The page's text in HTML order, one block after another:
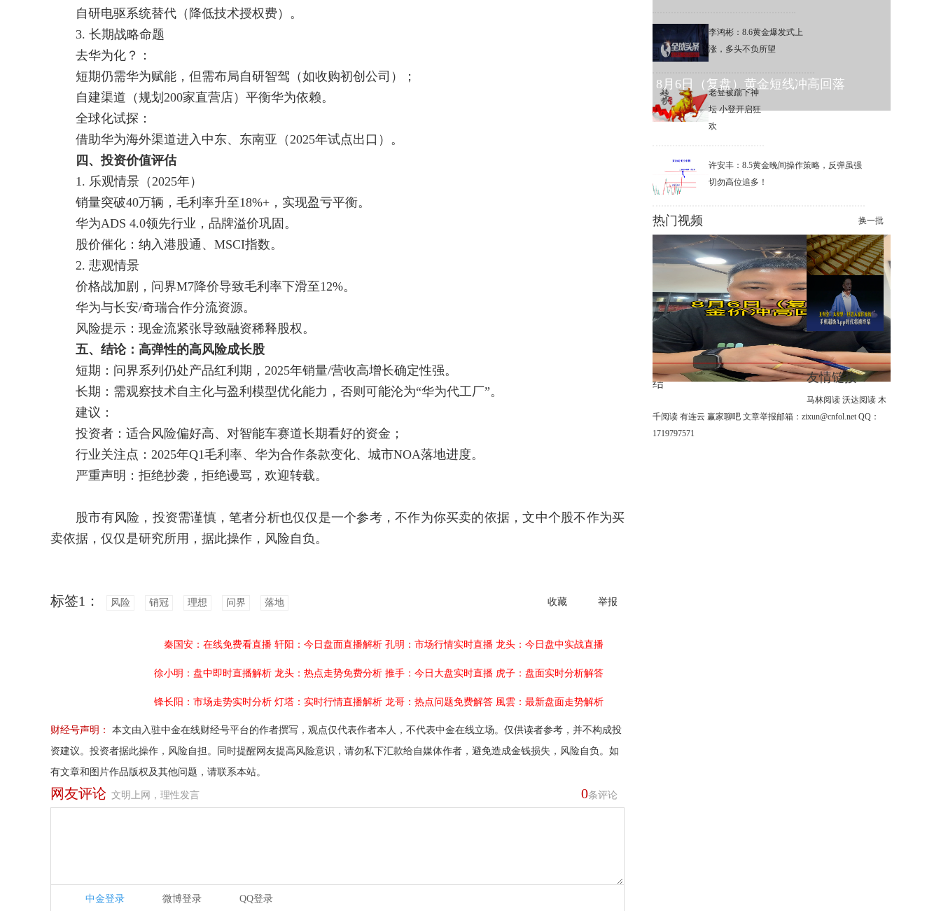
自研电驱系统替代（降低技术授权费）。
3. 长期战略命题
去华为化？：
短期仍需华为赋能，但需布局自研智驾（如收购初创公司）；
自建渠道（规划200家直营店）平衡华为依赖。
全球化试探：
借助华为海外渠道进入中东、东南亚（2025年试点出口）。
四、投资价值评估
1. 乐观情景（2025年）
销量突破40万辆，毛利率升至18%+，实现盈亏平衡。
华为ADS 4.0领先行业，品牌溢价巩固。
股价催化：纳入港股通、MSCI指数。
2. 悲观情景
价格战加剧，问界M7降价导致毛利率下滑至12%。
华为与长安/奇瑞合作分流资源。
风险提示：现金流紧张导致融资稀释股权。
五、结论：高弹性的高风险成长股
短期：问界系列仍处产品红利期，2025年销量/营收高增长确定性强。
长期：需观察技术自主化与盈利模型优化能力，否则可能沦为“华为代工厂”。
建议：
投资者：适合风险偏好高、对智能车赛道长期看好的资金；
行业关注点：2025年Q1毛利率、华为合作条款变化、城市NOA落地进度。
严重声明：拒绝抄袭，拒绝谩骂，欢迎转载。
股市有风险，投资需谨慎，笔者分析也仅仅是一个参考，不作为你买卖的依据，文中个股不作为买
卖依据，仅仅是研究所用，据此操作，风险自负。
收藏 举报
标签1： 风险 销冠 理想 问界 落地
秦国安：在线免费看直播 轩阳：今日盘面直播解析 孔明：市场行情实时直播 龙头：今日盘中实战直播
徐小明：盘中即时直播解析 龙头：热点走势免费分析 推手：今日大盘实时直播 虎子：盘面实时分析解答
锋长阳：市场走势实时分析 灯塔：实时行情直播解析 龙哥：热点问题免费解答 風雲：最新盘面走势解析
财经号声明：
本文由入驻中金在线财经号平台的作者撰写，观点仅代表作者本人，不代表中金在线立场。仅供读者参考，并不构成投
资建议。投资者据此操作，风险自担。同时提醒网友提高风险意识，请勿私下汇款给自媒体作者，避免造成金钱损失，风险自负。如
有文章和图片作品版权及其他问题，请联系本站。
0条评论
网友评论 文明上网，理性发言
中金登录 微博登录 QQ登录
李鸿彬：8.6黄金爆发式上
涨，多头不负所望
老登被踹下神
坛 小登开启狂
欢
许安丰：8.5黄金晚间操作策略，反弹虽强
切勿高位追多！
热门视频 换一批
8月6日（复盘）黄金短线冲高回落
王煜全：特斯拉有望成为全球
首个10万亿美元公司
黄金大涨，一夜变天；有人又
在高喊，黄金牛市回来了！
王煜全：大模型一旦进入操作
系统，手机超级App时代将被终
结
友情链接
马林阅读 沃达阅读 木
千阅读 有连云 赢家聊吧 文章举报邮箱：zixun@cnfol.net QQ：
1719797571